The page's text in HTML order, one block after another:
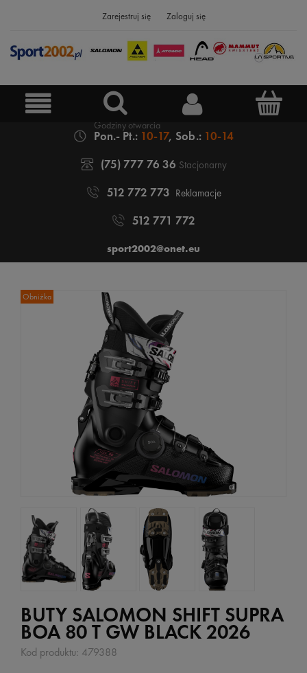
Zarejestruj się Zaloguj się
Pon.- Pt.: 10-17, Sob.: 10-14
(75) 777 76 36 Stacjonarny
512 772 773 Reklamacje
512 771 772
sport2002@onet.eu
Obniżka
BUTY SALOMON SHIFT SUPRA
BOA 80 T GW BLACK 2026
Kod produktu: 479388